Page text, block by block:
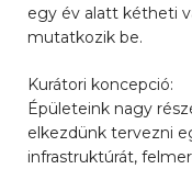
egy év alatt kétheti
mutatkozik be.
Kurátori koncepció:
Épületeink nagy
elkezdünk tervezni
infrastruktúrát,